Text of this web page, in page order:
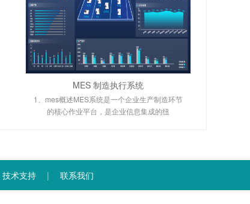
MES 制造执行系统
1、mes概述MES系统是一个企业生产制造环节
的核心作业平台，是企业信息集成的纽
技术支持 | 联系我们